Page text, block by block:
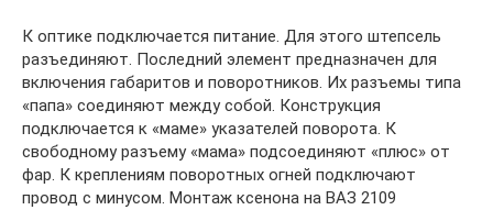
К оптике подключается питание. Для этого штепсель
разъединяют. Последний элемент предназначен для
включения габаритов и поворотников. Их разъемы типа
«папа» соединяют между собой. Конструкция
подключается к «маме» указателей поворота. К
свободному разъему «мама» подсоединяют «плюс» от
фар. К креплениям поворотных огней подключают
провод с минусом. Монтаж ксенона на ВАЗ 2109